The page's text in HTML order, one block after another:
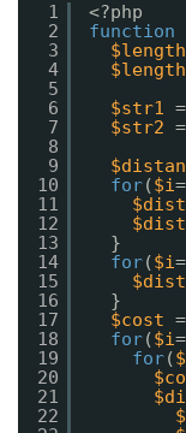
1
2
3
4
5
6
7
8
9
10
11
12
13
14
15
16
17
18
19
20
21
22
<?php
function
$str1
$str2
for($i
}
for($i
}
$cost
for($i
for(